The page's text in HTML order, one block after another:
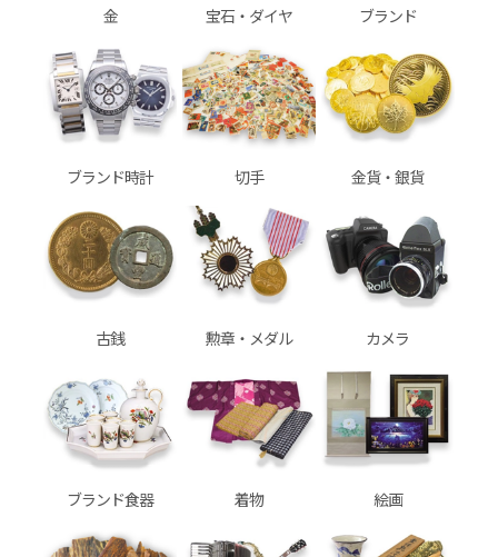
金 宝石・ダイヤ ブランド
ブランド時計 切手 金貨・銀貨
古銭 勲章・メダル カメラ
ブランド食器 着物 絵画